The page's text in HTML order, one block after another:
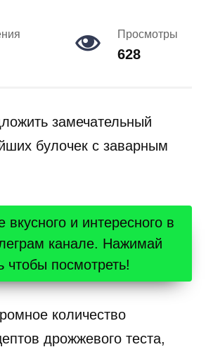
Просмотры
628
замечательный
булочек с заварным
и интересного в
канале. Нажимай
чтобы посмотреть!
количество
дрожжевого теста,